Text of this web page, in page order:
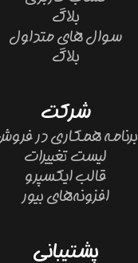
بلاگ
سوال های متداول
بلاگ
شرکت
برنامه همکاری در
لیست تغییرات
قالب ایکسپرو
افزونه‌های بیور
پشتیبانی